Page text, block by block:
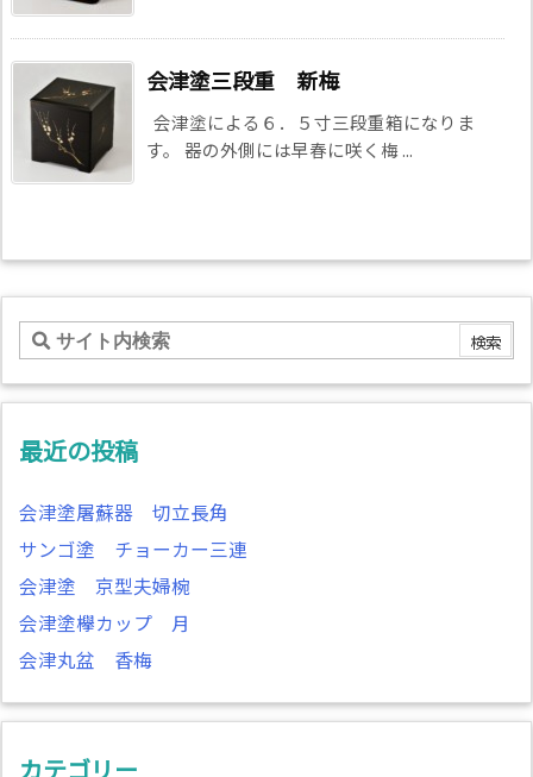
会津塗三段重 新梅
会津塗による６．５寸三段重箱になりま
す。 器の外側には早春に咲く梅 ...
最近の投稿
会津塗屠蘇器 切立長角
サンゴ塗 チョーカー三連
会津塗 京型夫婦椀
会津塗欅カップ 月
会津丸盆 香梅
カテゴリー